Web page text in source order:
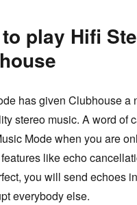
play Hifi
has given Clubhouse a
stereo music. A word of
Mode when you are
like echo
you will send echoes
everybody else.